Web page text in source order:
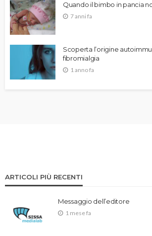
Quando il bimbo in pancia
7 anni fa
Scoperta l’origine
fibromialgia
1 anno fa
ARTICOLI PIÙ RECENTI
Messaggio dell’editore
1 mese fa